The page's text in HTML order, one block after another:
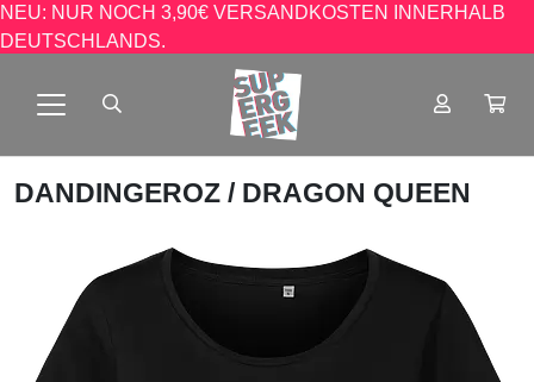
NEU: NUR NOCH 3,90€ VERSANDKOSTEN INNERHALB
DEUTSCHLANDS.
DANDINGEROZ / DRAGON QUEEN